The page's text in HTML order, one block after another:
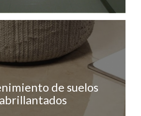
de suelos
abrillantados